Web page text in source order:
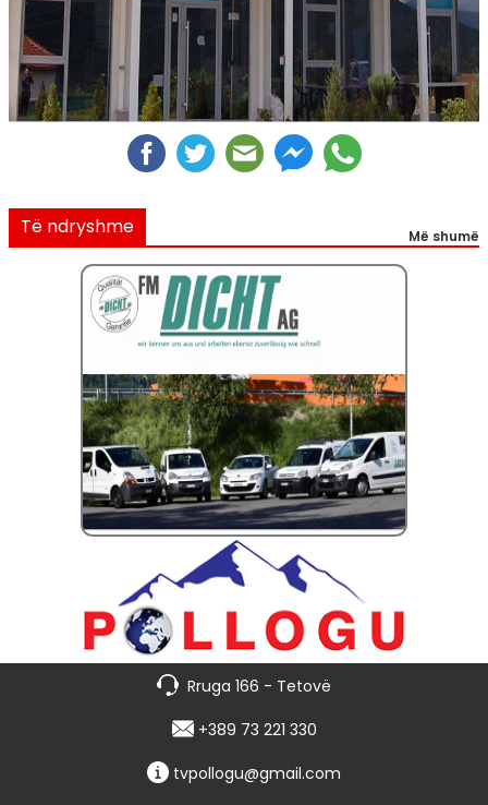
Të ndryshme Më shumë
Rruga 166 - Tetovë
+389 73 221 330
tvpollogu@gmail.com